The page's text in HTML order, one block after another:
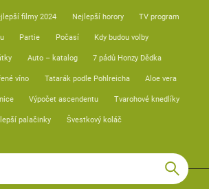
filmy 2024 Nejlepší horory TV program
Partie Počasí Kdy budou volby
Auto – katalog 7 pádů Honzy Dědka
víno Tatarák podle Pohlreicha Aloe vera
Výpočet ascendentu Tvarohové knedlíky
palačinky Švestkový koláč